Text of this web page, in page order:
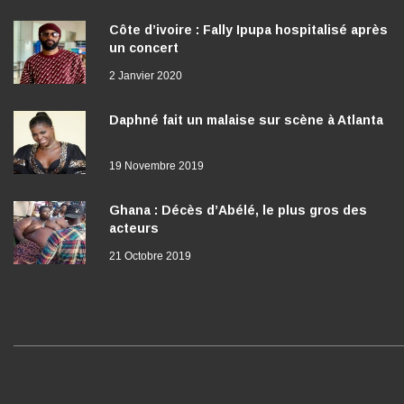
Côte d’ivoire : Fally Ipupa hospitalisé après
un concert
2 Janvier 2020
Daphné fait un malaise sur scène à Atlanta
19 Novembre 2019
Ghana : Décès d’Abélé, le plus gros des
acteurs
21 Octobre 2019